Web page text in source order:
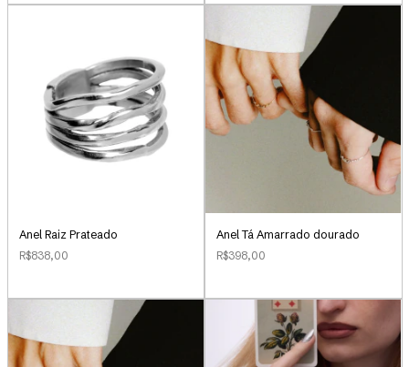
Anel Raiz Prateado
R$838,00
Anel Tá Amarrado dourado
R$398,00